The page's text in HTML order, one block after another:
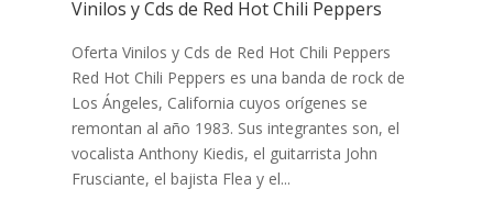
Vinilos y Cds de Red Hot Chili Peppers
Oferta Vinilos y Cds de Red Hot Chili Peppers
Red Hot Chili Peppers es una banda de rock de
Los Ángeles, California cuyos orígenes se
remontan al año 1983. Sus integrantes son, el
vocalista Anthony Kiedis, el guitarrista John
Frusciante, el bajista Flea y el...